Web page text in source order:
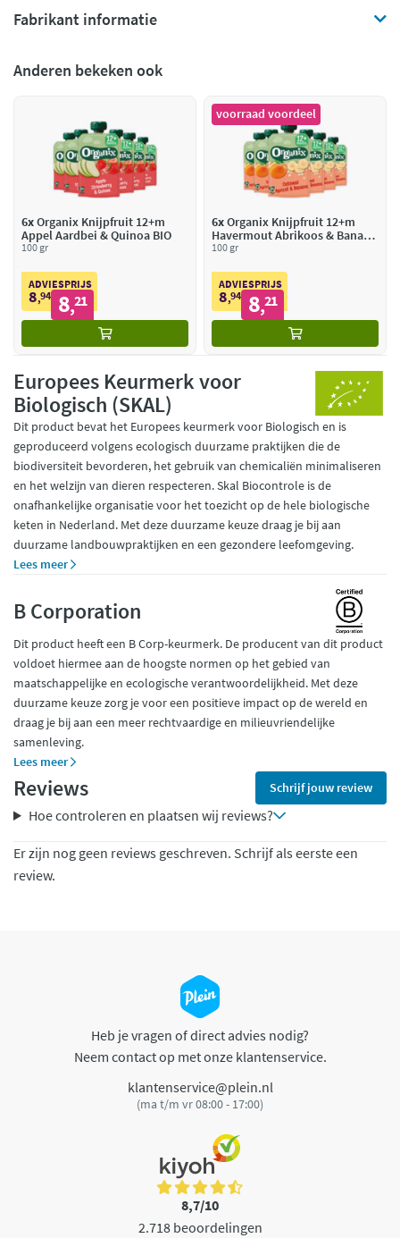
Fabrikant informatie
Anderen bekeken ook
6xOrganix Knijpfruit 12+m
Appel Aardbei & Quinoa BIO
100 gr
ADVIESPRIJS
8,94 8,21
voorraad voordeel
6xOrganix Knijpfruit 12+m
Havermout Abrikoos & Banaan
BIO
100 gr
ADVIESPRIJS
8,94 8,21
Europees Keurmerk voor
Biologisch (SKAL)
Dit product bevat het Europees keurmerk voor Biologisch en is
geproduceerd volgens ecologisch duurzame praktijken die de
biodiversiteit bevorderen, het gebruik van chemicaliën minimaliseren
en het welzijn van dieren respecteren. Skal Biocontrole is de
onafhankelijke organisatie voor het toezicht op de hele biologische
keten in Nederland. Met deze duurzame keuze draag je bij aan
duurzame landbouwpraktijken en een gezondere leefomgeving.
Lees meer
B Corporation
Dit product heeft een B Corp-keurmerk. De producent van dit product
voldoet hiermee aan de hoogste normen op het gebied van
maatschappelijke en ecologische verantwoordelijkheid. Met deze
duurzame keuze zorg je voor een positieve impact op de wereld en
draag je bij aan een meer rechtvaardige en milieuvriendelijke
samenleving.
Lees meer
Reviews Schrijf jouw review
Hoe controleren en plaatsen wij reviews?
Er zijn nog geen reviews geschreven. Schrijf als eerste een
review.
Heb je vragen of direct advies nodig?
Neem contact op met onze klantenservice.
klantenservice@plein.nl
(ma t/m vr 08:00 - 17:00)
8,7/10
2.718 beoordelingen